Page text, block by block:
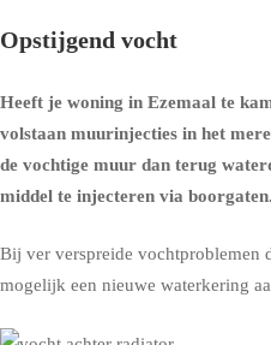
Opstijgend vocht
Heeft je woning in Ezemaal te
volstaan muurinjecties in het
de vochtige muur dan terug
middel te injecteren via boorgaten.
Bij ver verspreide vochtproblemen
mogelijk een nieuwe waterkering